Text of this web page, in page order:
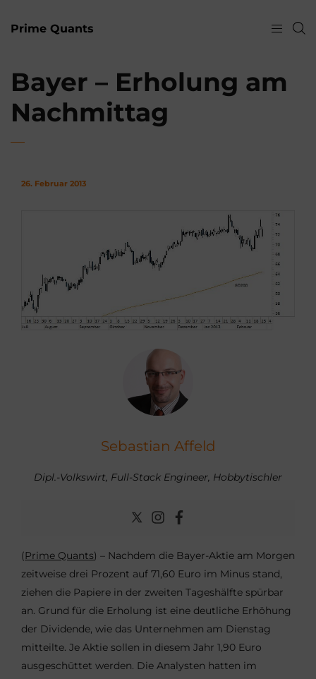
Prime Quants
Bayer – Erholung am
Nachmittag
26. Februar 2013
Sebastian Affeld
Dipl.-Volkswirt, Full-Stack Engineer, Hobbytischler
(Prime Quants) – Nachdem die Bayer-Aktie am Morgen
zeitweise drei Prozent auf 71,60 Euro im Minus stand,
ziehen die Papiere in der zweiten Tageshälfte spürbar
an. Grund für die Erholung ist eine deutliche Erhöhung
der Dividende, wie das Unternehmen am Dienstag
mitteilte. Je Aktie sollen in diesem Jahr 1,90 Euro
ausgeschüttet werden. Die Analysten hatten im